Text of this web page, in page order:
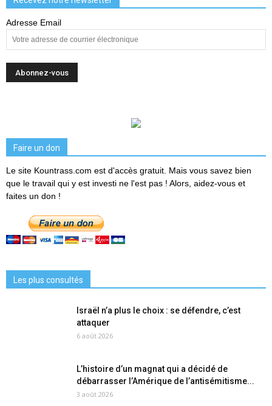
Adresse Email
Faire un don
Le site Kountrass.com est d'accès gratuit. Mais vous savez bien
que le travail qui y est investi ne l'est pas ! Alors, aidez-vous et
faites un don !
Les plus consultés
Israël n’a plus le choix : se défendre, c’est
attaquer
6 août 2026
L’histoire d’un magnat qui a décidé de
débarrasser l’Amérique de l’antisémitisme...
3 août 2026